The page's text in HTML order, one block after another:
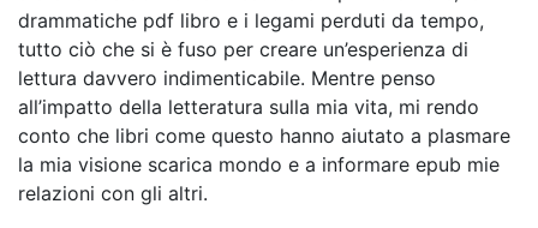
drammatiche pdf libro e i legami perduti da tempo,
tutto ciò che si è fuso per creare un’esperienza di
lettura davvero indimenticabile. Mentre penso
all’impatto della letteratura sulla mia vita, mi rendo
conto che libri come questo hanno aiutato a plasmare
la mia visione scarica mondo e a informare epub mie
relazioni con gli altri.